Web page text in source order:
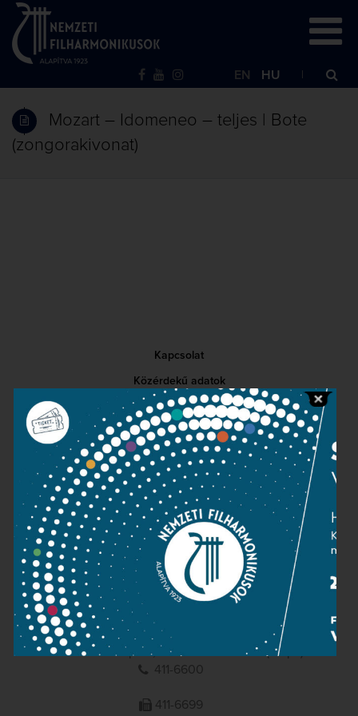
EN HU
Mozart – Idomeneo – teljes | Bote
(zongorakivonat)
Kapcsolat
Közérdekű adatok
Sajtószoba
Adatvédelem
Impresszum
NEMZETI
FILHARMONIKUSOK
1095 Budapest, Komor Marcell u. 1. (Müpa)
411-6600
411-6699